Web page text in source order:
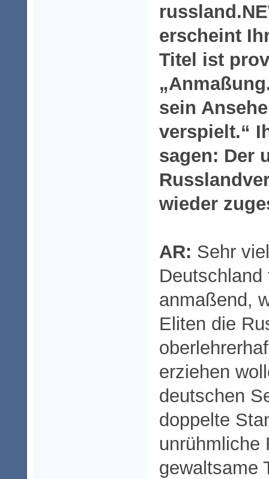
erscheint
Titel ist
sein
verspielt.“
sagen: Der
wieder
AR: Sehr
Deutschland
anmaßend,
Eliten die
erziehen
deutschen
doppelte
unrühmliche
gewaltsame